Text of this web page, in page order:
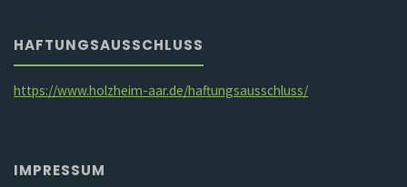
HAFTUNGSAUSSCHLUSS
https://www.holzheim-aar.de/haftungsausschluss/
IMPRESSUM